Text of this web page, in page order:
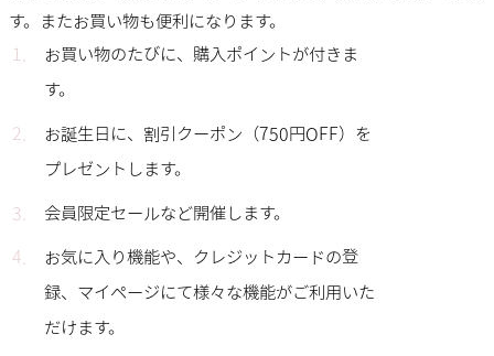
す。またお買い物も便利になります。
お買い物のたびに、購入ポイントが付きま
す。
お誕生日に、割引クーポン（750円OFF）を
プレゼントします。
会員限定セールなど開催します。
お気に入り機能や、クレジットカードの登
録、マイページにて様々な機能がご利用いた
だけます。